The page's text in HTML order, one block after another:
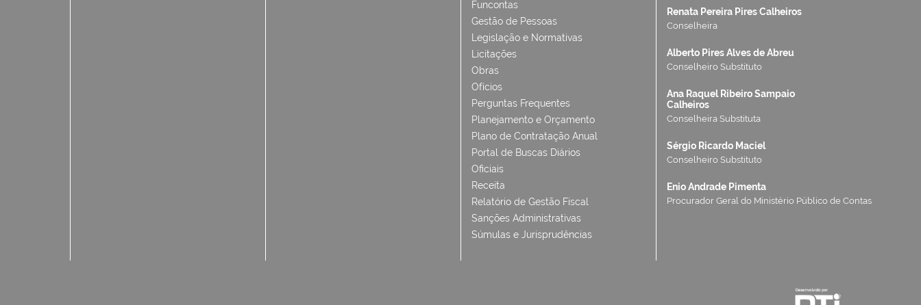
Funcontas
Gestão de Pessoas
Legislação e Normativas
Licitações
Obras
Ofícios
Perguntas Frequentes
Planejamento e Orçamento
Plano de Contratação Anual
Portal de Buscas Diários
Oficiais
Receita
Relatório de Gestão Fiscal
Sanções Administrativas
Súmulas e Jurisprudências
Renata Pereira Pires Calheiros
Conselheira
Alberto Pires Alves de Abreu
Conselheiro Substituto
Ana Raquel Ribeiro Sampaio
Calheiros
Conselheira Substituta
Sérgio Ricardo Maciel
Conselheiro Substituto
Enio Andrade Pimenta
Procurador Geral do Ministério Público de Contas